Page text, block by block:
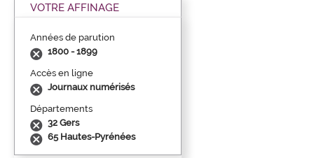
VOTRE AFFINAGE
Années de parution
1800 - 1899
Accès en ligne
Journaux numérisés
Départements
32 Gers
65 Hautes-Pyrénées